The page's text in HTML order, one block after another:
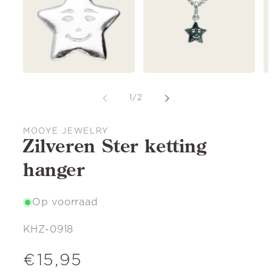
1 /van
2
MOOYE JEWELRY
Zilveren Ster ketting
hanger
Op voorraad
SKU:
KHZ-0918
Normale
€15,95